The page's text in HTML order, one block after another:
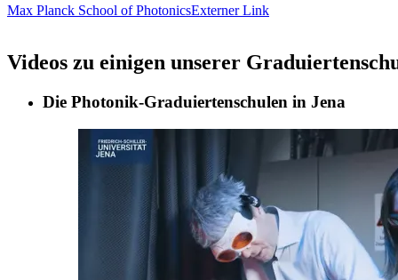
Max Planck School of PhotonicsExterner Link
Videos zu einigen unserer
Die Photonik-Graduiertenschulen in Jena